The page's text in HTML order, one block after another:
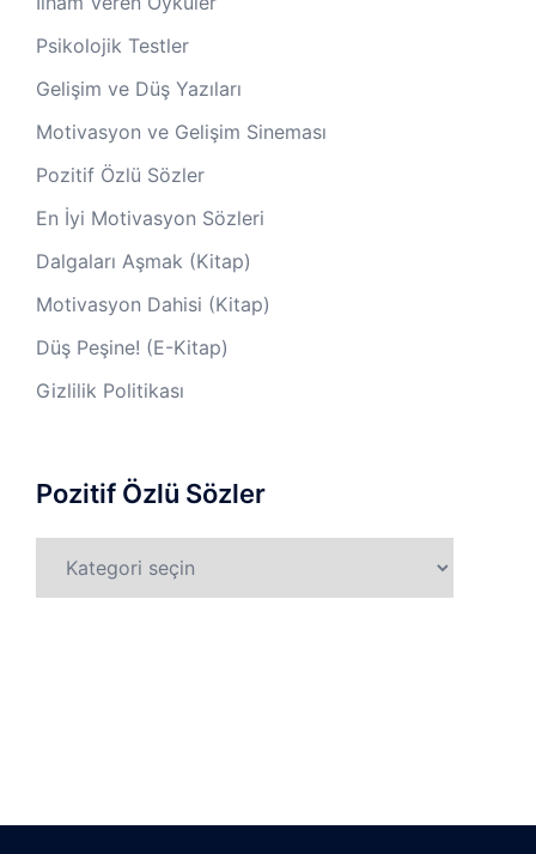
Psikolojik Testler
Gelişim ve Düş Yazıları
Motivasyon ve Gelişim Sineması
Pozitif Özlü Sözler
En İyi Motivasyon Sözleri
Dalgaları Aşmak (Kitap)
Motivasyon Dahisi (Kitap)
Düş Peşine! (E-Kitap)
Gizlilik Politikası
Pozitif Özlü Sözler